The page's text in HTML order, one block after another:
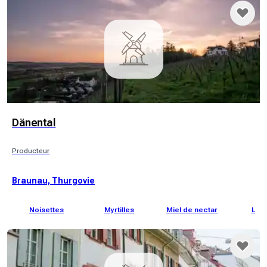
Dänental
Producteur
Braunau, Thurgovie
Noisettes Myrtilles Miel de nectar